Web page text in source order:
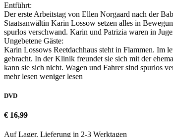
Entführt:
Der erste Arbeitstag von Ellen Norgaard nach der
Staatsanwältin Karin Lossow setzen alles in
spurlos verschwand. Karin und Patrizia waren in
Ungebetene Gäste:
Karin Lossows Reetdachhaus steht in Flammen. Im
gebracht. In der Klinik freundet sie sich mit der
kann sie sich nicht. Wagen und Fahrer sind spurlos
mehr lesen weniger lesen
DVD
€ 16,99
Auf Lager. Lieferung in 2-3 Werktagen